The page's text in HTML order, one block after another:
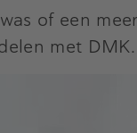
of een
met DMK.